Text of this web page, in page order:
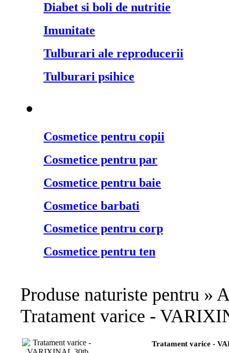
Diabet si boli de nutritie
Imunitate
Tulburari ale reproducerii
Tulburari psihice
Cosmetice pentru copii
Cosmetice pentru par
Cosmetice pentru baie
Cosmetice barbati
Cosmetice pentru corp
Cosmetice pentru ten
Produse naturiste pentru »
Tratament varice -
Tratament varice -